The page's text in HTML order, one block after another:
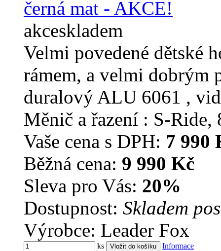
akceskladem
Velmi povedené dětské
rámem, a velmi dobrým
duralový ALU 6061 ,
Měnič a řazení : S-Ride,
Vaše cena s DPH: 7 990
Běžná cena: 9 990 Kč
Sleva pro Vás: 20%
Dostupnost: Skladem
Výrobce: Leader Fox
ks Informace